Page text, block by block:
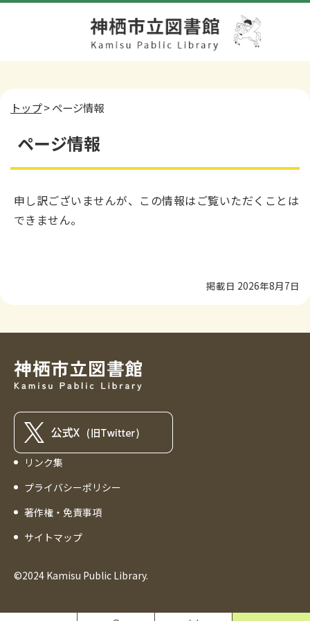
トップ> ページ情報
ページ情報
申し訳ございませんが、この情報はご覧いただくことは
できません。
掲載日 2026年8月7日
リンク集
プライバシーポリシー
著作権・免責事項
サイトマップ
©2024 Kamisu Public Library.